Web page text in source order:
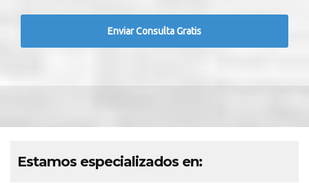
Estamos especializados en: